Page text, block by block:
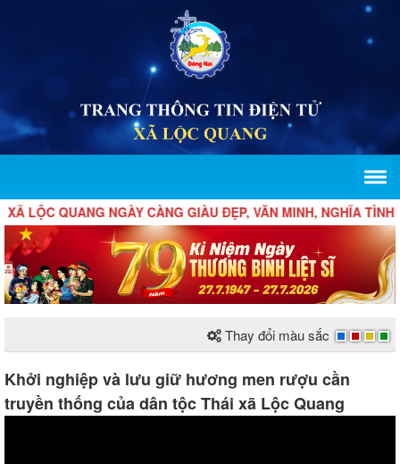
QUANG NGÀY CÀNG GIÀU ĐẸP, VĂN MINH, NGHĨA TÌNH!
Thay đổi màu sắc
Khởi nghiệp và lưu giữ hương men rượu cần
truyền thống của dân tộc Thái xã Lộc Quang